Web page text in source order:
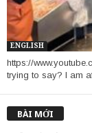
ENGLISH
https://
trying to say? I am
BÀI MỚI